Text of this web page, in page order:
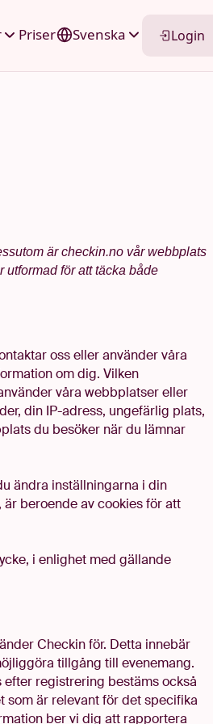
Priser Svenska Login
är checkin.no vår webbplats
utformad för att täcka både
oss eller använder våra
om dig. Vilken
våra webbplatser eller
din IP-adress, ungefärlig plats,
du besöker när du lämnar
ändra inställningarna i din
beroende av cookies för att
i enlighet med gällande
Checkin för. Detta innebär
tillgång till evenemang.
registrering bestäms också
som är relevant för det specifika
ber vi dig att rapportera